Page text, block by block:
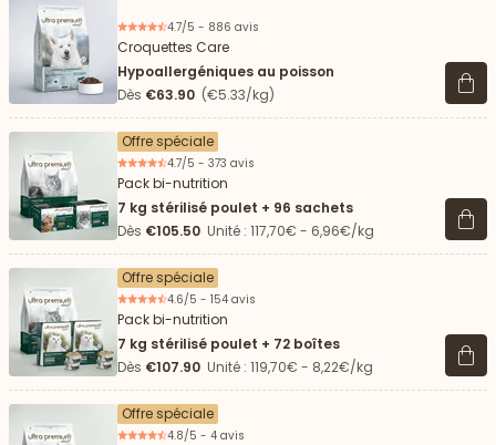
4.7/5 - 886 avis
Croquettes Care
Hypoallergéniques au poisson
Dès €63.90 (€5.33/kg) Voir
Offre spéciale
4.7/5 - 373 avis
Pack bi-nutrition
7 kg stérilisé poulet + 96 sachets
Dès €105.50 Unité : 117,70€ - 6,96€/kg Voir
Offre spéciale
4.6/5 - 154 avis
Pack bi-nutrition
7 kg stérilisé poulet + 72 boîtes
Dès €107.90 Unité : 119,70€ - 8,22€/kg Voir
Offre spéciale
4.8/5 - 4 avis